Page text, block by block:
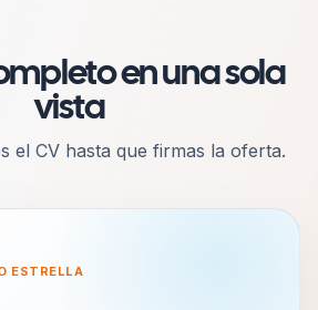
en una sola
vista
el CV hasta que firmas la oferta.
ESTRELLA